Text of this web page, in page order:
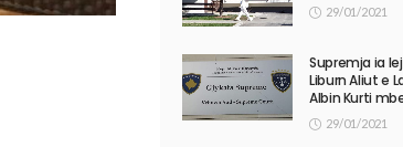
29/01/2021
Supremja ia
Liburn Aliut e
Albin Kurti
29/01/2021